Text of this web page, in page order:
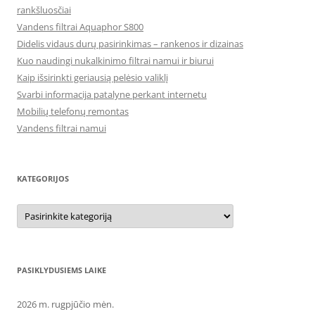
rankšluosčiai
Vandens filtrai Aquaphor S800
Didelis vidaus durų pasirinkimas – rankenos ir dizainas
Kuo naudingi nukalkinimo filtrai namui ir biurui
Kaip išsirinkti geriausią pelėsio valiklį
Svarbi informacija patalyne perkant internetu
Mobilių telefonų remontas
Vandens filtrai namui
KATEGORIJOS
Kategorijos
PASIKLYDUSIEMS LAIKE
2026 m. rugpjūčio mėn.